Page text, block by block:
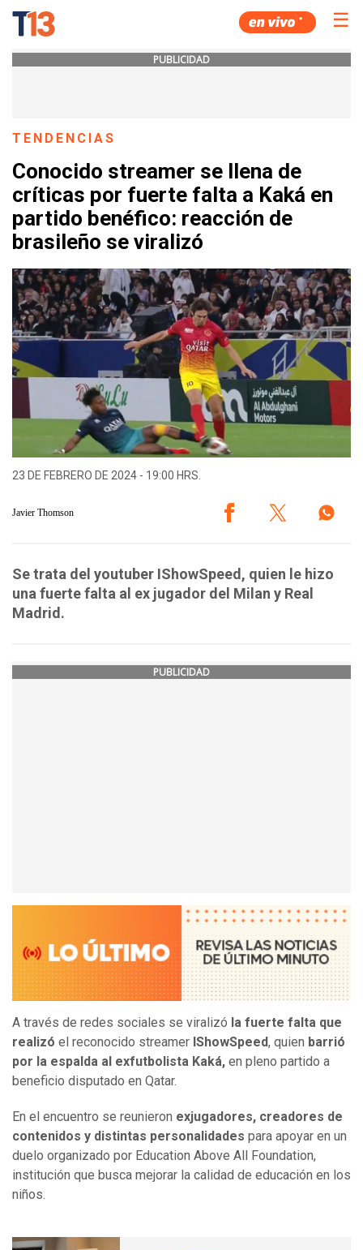
☰
PUBLICIDAD
TENDENCIAS
Conocido streamer se llena de
críticas por fuerte falta a Kaká en
partido benéfico: reacción de
brasileño se viralizó
23 DE FEBRERO DE 2024 - 19:00 HRS.
Javier Thomson
Se trata del youtuber IShowSpeed, quien le hizo
una fuerte falta al ex jugador del Milan y Real
Madrid.
PUBLICIDAD
A través de redes sociales se viralizó la fuerte falta que
realizó el reconocido streamer IShowSpeed, quien barrió
por la espalda al exfutbolista Kaká, en pleno partido a
beneficio disputado en Qatar.
En el encuentro se reunieron exjugadores, creadores de
contenidos y distintas personalidades para apoyar en un
duelo organizado por Education Above All Foundation,
institución que busca mejorar la calidad de educación en los
niños.